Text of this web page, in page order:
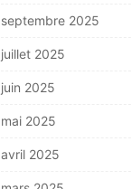
septembre 2025
juillet 2025
juin 2025
mai 2025
avril 2025